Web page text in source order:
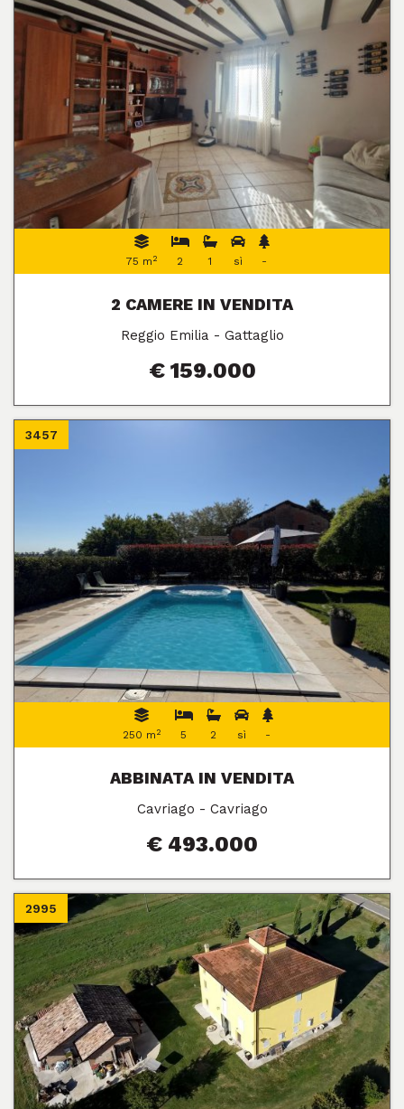
75 m 2 2 1 sì -
2 CAMERE IN VENDITA
Reggio Emilia - Gattaglio
€ 159.000
3457
250 m 2 5 2 sì -
ABBINATA IN VENDITA
Cavriago - Cavriago
€ 493.000
2995